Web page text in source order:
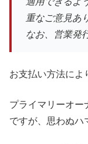
重なご意見あ
なお、営業発
お支払い方法によ
プライマリーオ
ですが、思わぬハ